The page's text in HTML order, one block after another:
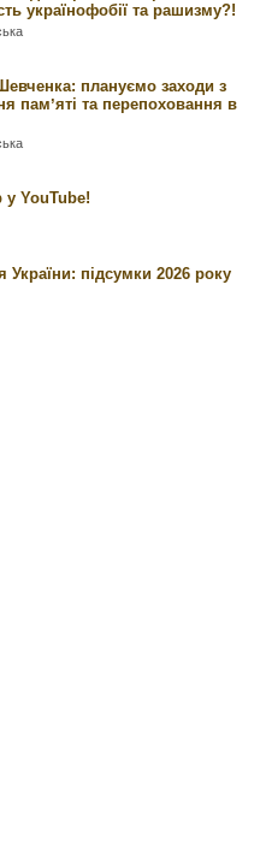
українофобії та рашизму?!
плануємо заходи з
памʼяті та перепоховання в
у YouTube!
підсумки 2026 року